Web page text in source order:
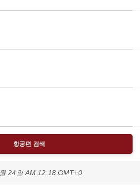
항공편 검색
24일 AM 12:18 GMT+0